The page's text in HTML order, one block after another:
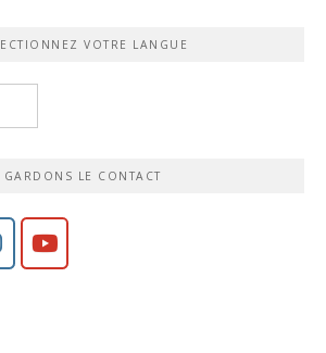
VOTRE LANGUE
GARDONS LE CONTACT